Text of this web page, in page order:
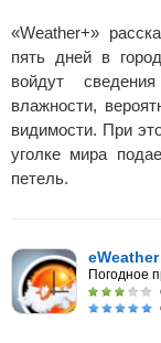
«Weather+»
пять дней в
войдут
влажности,
видимости. При
уголке мира
петель.
eWeather
Погодное